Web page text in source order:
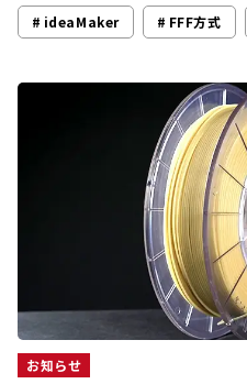
ideaMaker FFF方式
お知らせ